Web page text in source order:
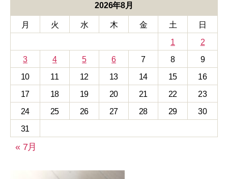
ー
2026年8月
月 火 水 木 金 土
日
1
2
3
4 5 6 7 8
9
10
11 12 13 14 15
16
17
18 19 20 21 22
23
24
25 26 27 28 29
30
31
« 7月